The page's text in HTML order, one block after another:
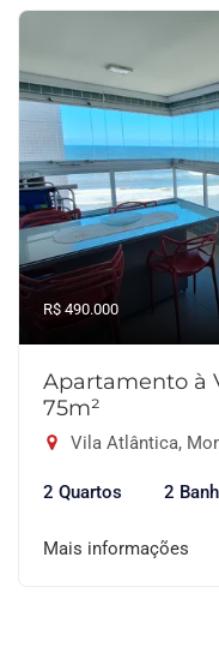
R$ 490.000
Apartamento à
75m²
Vila Atlântica,
2 Quartos 2
Mais informações